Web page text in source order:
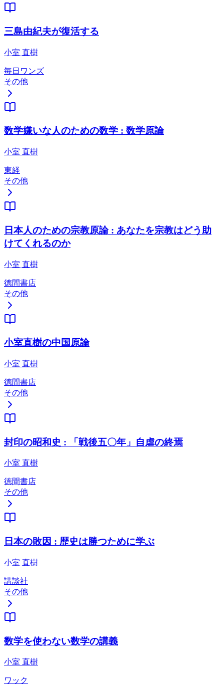
三島由紀夫が復活する
小室 直樹
毎日ワンズ
その他
数学嫌いな人のための数学 : 数学原論
小室 直樹
東経
その他
日本人のための宗教原論 : あなたを宗教はどう助
けてくれるのか
小室 直樹
徳間書店
その他
小室直樹の中国原論
小室 直樹
徳間書店
その他
封印の昭和史 : 「戦後五〇年」自虐の終焉
小室 直樹
徳間書店
その他
日本の敗因 : 歴史は勝つために学ぶ
小室 直樹
講談社
その他
数学を使わない数学の講義
小室 直樹
ワック